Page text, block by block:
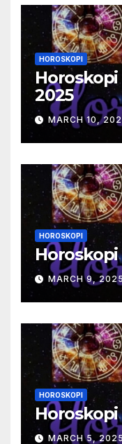
HOROSKOPI
Horoskopi
2025
MARCH 10,
HOROSKOPI
Horoskopi
MARCH 9,
HOROSKOPI
Horoskopi
MARCH 5,